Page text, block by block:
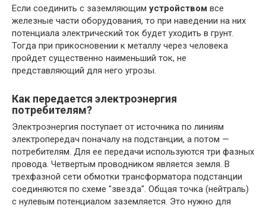
Если соединить с заземляющим устройством все
железные части оборудования, то при наведении на них
потенциала электрический ток будет уходить в грунт.
Тогда при прикосновении к металлу через человека
пройдет существенно наименьший ток, не
представляющий для него угрозы.
Как передается электроэнергия
потребителям?
Электроэнергия поступает от источника по линиям
электропередач поначалу на подстанции, а потом —
потребителям. Для ее передачи используются три фазных
провода. Четвертым проводником является земля. В
трехфазной сети обмотки трансформатора подстанции
соединяются по схеме "звезда". Общая точка (нейтраль)
с нулевым потенциалом заземляется. Это нужно для